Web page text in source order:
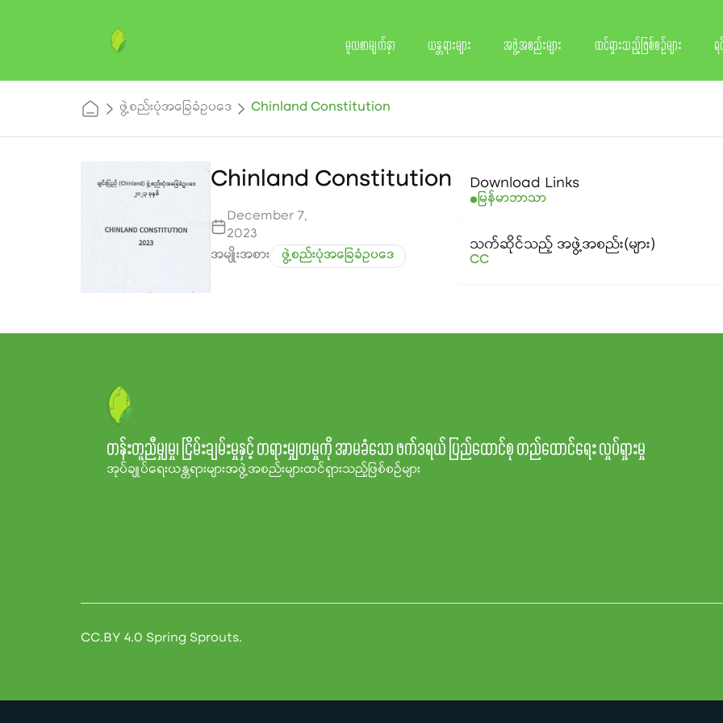
မူလစာမျက်နှာ ယန္တရားများ အဖွဲ့အစည်းများ ထင်ရှားသည့်ဖြစ်စဉ်များ ရ
ဖွဲ့စည်းပုံအခြေခံဥပဒေ Chinland Constitution
Chinland Constitution
December 7,
2023
အမျိုးအစား
ဖွဲ့စည်းပုံအခြေခံဥပဒေ
Download Links
မြန်မာဘာသာ
သက်ဆိုင်သည့် အဖွဲ့အစည်း(များ)
CC
တန်းတူညီမျှမှု၊ ငြိမ်းချမ်းမှုနှင့် တရားမျှတမှုကို အာမခံသော ဖက်ဒရယ် ပြည်ထောင်စု တည်ထောင်ရေး လှုပ်ရှားမှု
အုပ်ချုပ်ရေးယန္တရားများအဖွဲ့အစည်းများထင်ရှားသည့်ဖြစ်စဉ်များ
CC.BY 4.0 Spring Sprouts.